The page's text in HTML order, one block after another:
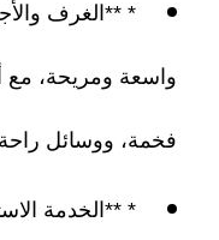
* **الغرف
واسعة ومريحة، مع
فخمة، ووسائل راحة
* **الخدمة